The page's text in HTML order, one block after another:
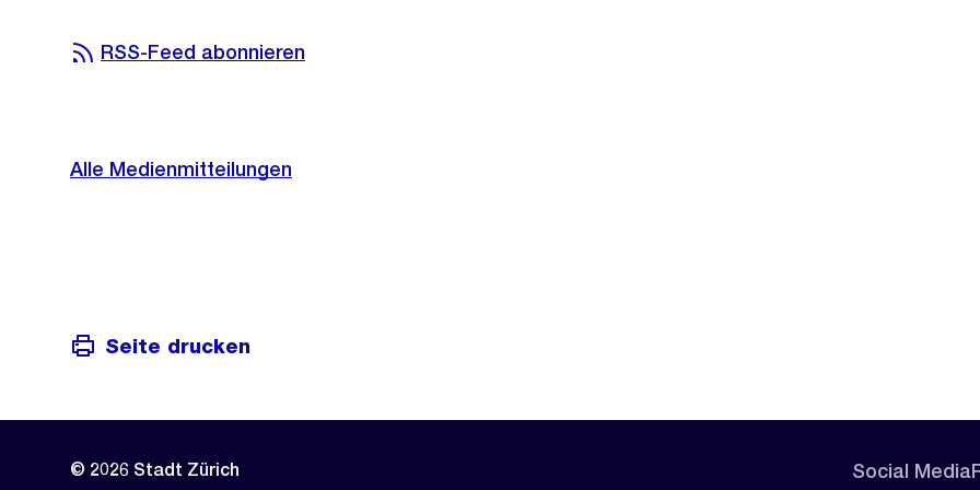
RSS-Feed abonnieren
Alle Medienmitteilungen
Seite drucken
© 2026 Stadt Zürich Social Media